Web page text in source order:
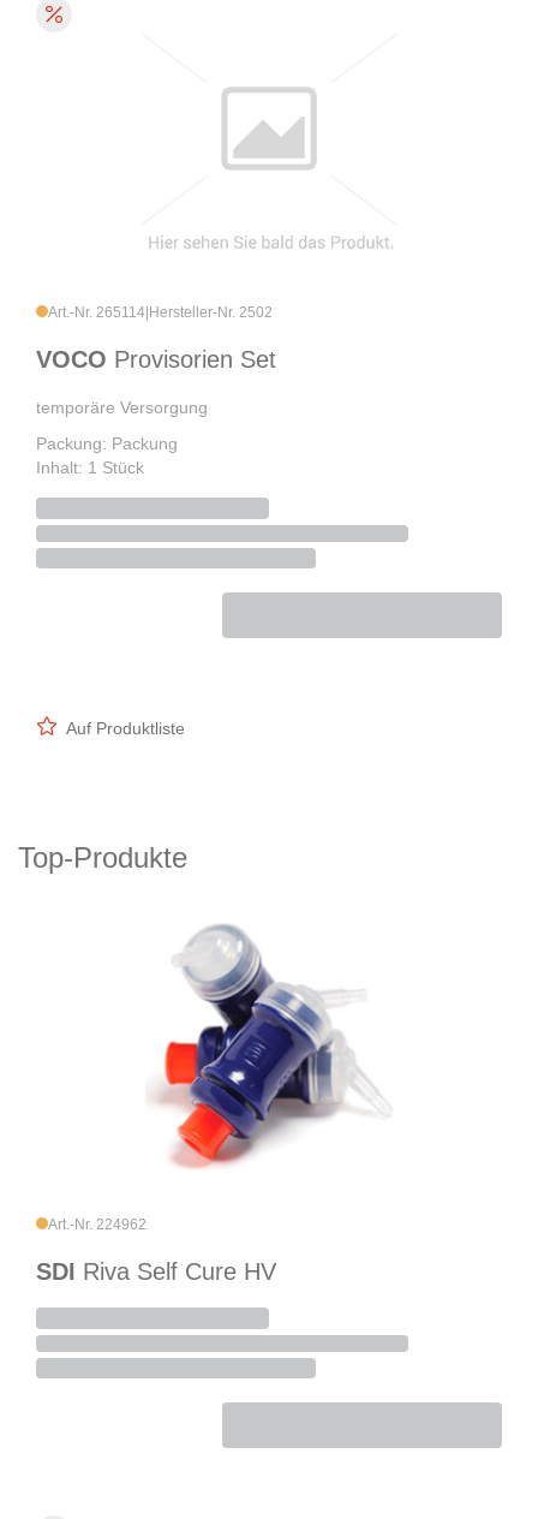
Art.-Nr. 265114 Hersteller-Nr. 2502
VOCO Provisorien Set
temporäre Versorgung
Packung: Packung
Inhalt: 1 Stück
Auf Produktliste
Top-Produkte
Art.-Nr. 224962
SDI Riva Self Cure HV